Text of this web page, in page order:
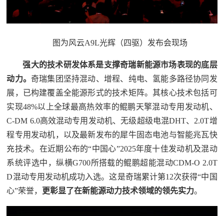
图为风云A9L光辉（四驱）发布会现场
强大的技术研发体系是支撑奇瑞新能源市场表现的底层
动力。奇瑞集团坚持混动、增程、纯电、氢能多路径协同发
展，已构建覆盖全能源形式的技术矩阵。其核心技术包括可
实现48%以上全球最高热效率的鲲鹏天擎混动专用发动机、
C-DM 6.0高效混动专用发动机、无级超级电混DHT、2.0T增
程专用发动机，以及最新发布的犀牛固态电池与智能兆瓦快
充技术。在近期公布的“中国心”2025年度十佳发动机及混动
系统评选中，纵横G700所搭载的鲲鹏超能混动CDM-O 2.0T
D混动专用发动机成功入选。这是奇瑞累计第12次获得“中国
心”荣誉， 更彰显了在新能源动力技术领域的领先实力。